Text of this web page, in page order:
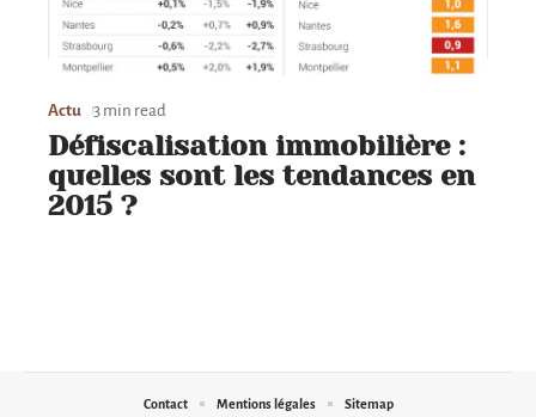
Actu 3 min read
Défiscalisation immobilière :
quelles sont les tendances en
2015 ?
Contact Mentions légales Sitemap